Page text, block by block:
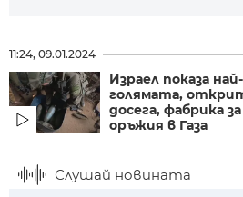
11:24, 09.01.2024
Израел показа най-
голямата,
досега, фабрика за
оръжия в Газа
Слушай новината